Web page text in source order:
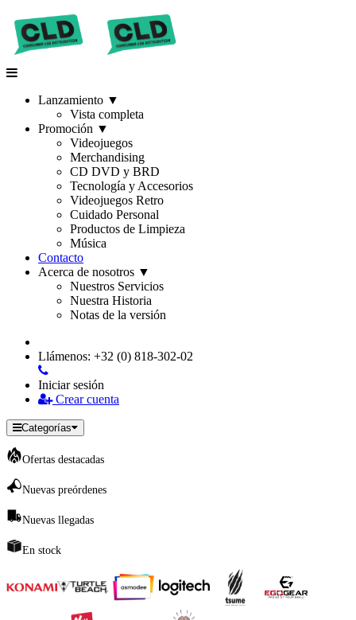
Lanzamiento ▼
Vista completa
Promoción ▼
Videojuegos
Merchandising
CD DVD y BRD
Tecnología y Accesorios
Videojuegos Retro
Cuidado Personal
Productos de Limpieza
Música
Contacto
Acerca de nosotros ▼
Nuestros Servicios
Nuestra Historia
Notas de la versión
Llámenos: +32 (0) 818-302-02
Iniciar sesión
Crear cuenta
Categorías
Ofertas destacadas
Nuevas preórdenes
Nuevas llegadas
En stock